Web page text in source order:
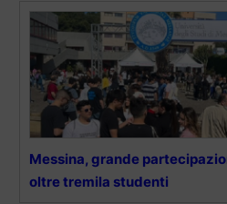
Messina, grande
oltre tremila studenti